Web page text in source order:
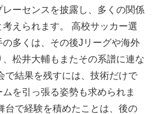
ーセンスを披露し、多くの関係
えられます。 高校サッカー選
多くは、その後Jリーグや海外
松井大輔もまたその系譜に連な
で結果を残すには、技術だけで
を引っ張る姿勢も求められま
台で経験を積めたことは、後の